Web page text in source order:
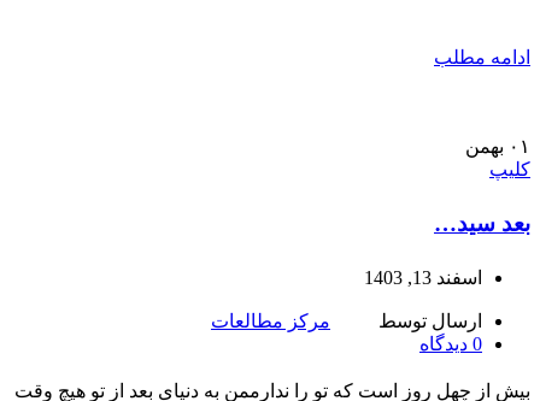
ادامه مطلب
۰۱ بهمن
کلیپ
بعد سید…
اسفند 13, 1403
ارسال توسط
مرکز مطالعات
0 دیدگاه
بیش از چهل روز است که تو را ندارممن به دنیای بعد از تو هیچ وقت